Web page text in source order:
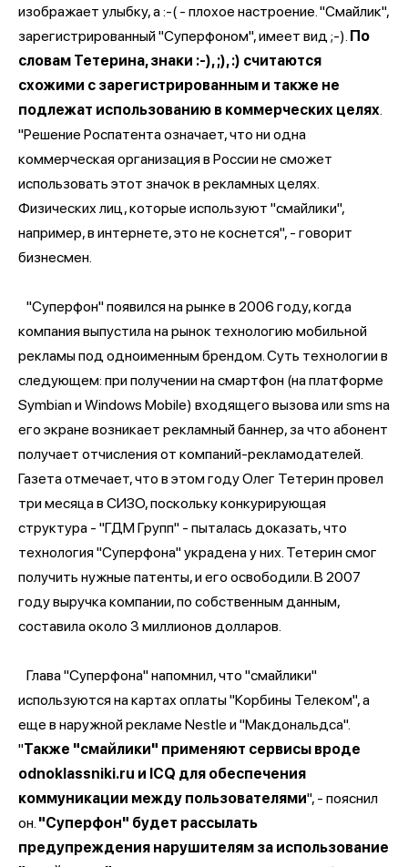
изображает улыбку, а :-( - плохое настроение. "Смайлик",
зарегистрированный "Суперфоном", имеет вид ;-). По
словам Тетерина, знаки :-), ;), :) считаются
схожими с зарегистрированным и также не
подлежат использованию в коммерческих целях
"Решение Роспатента означает, что ни одна
коммерческая организация в России не сможет
использовать этот значок в рекламных целях.
Физических лиц, которые используют "смайлики",
например, в интернете, это не коснется", - говорит
бизнесмен.
"Суперфон" появился на рынке в 2006 году, когда
компания выпустила на рынок технологию мобильной
рекламы под одноименным брендом. Суть технологии в
следующем: при получении на смартфон (на платформе
Symbian и Windows Mobile) входящего вызова или sms на
его экране возникает рекламный баннер, за что абонент
получает отчисления от компаний-рекламодателей.
Газета отмечает, что в этом году Олег Тетерин провел
три месяца в СИЗО, поскольку конкурирующая
структура - "ГДМ Групп" - пыталась доказать, что
технология "Суперфона" украдена у них. Тетерин смог
получить нужные патенты, и его освободили. В 2007
году выручка компании, по собственным данным,
составила около 3 миллионов долларов.
Глава "Суперфона" напомнил, что "смайлики"
используются на картах оплаты "Корбины Телеком", а
еще в наружной рекламе Nestle и "Макдональдса".
"Также "смайлики" применяют сервисы вроде
odnoklassniki.ru и ICQ для обеспечения
коммуникации между пользователями", - пояснил
он. "Суперфон" будет рассылать
предупреждения нарушителям за использование